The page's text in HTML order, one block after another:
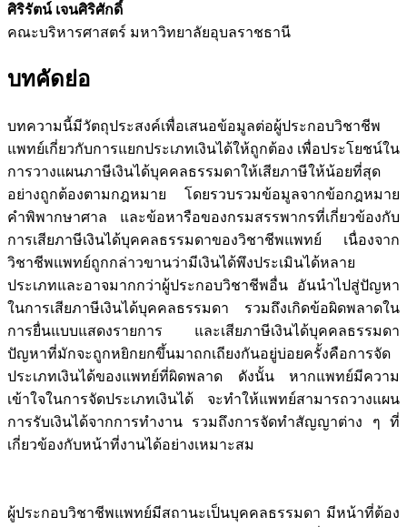
ศิริรัตน์ เจนศิริศักดิ์
คณะบริหารศาสตร์ มหาวิทยาลัยอุบลราชธานี
บทคัดย่อ
บทความนี้มีวัตถุประสงค์เพื่อเสนอข้อมูลต่อผู้ประกอบวิชาชีพ
แพทย์เกี่ยวกับการแยกประเภทเงินได้ให้ถูกต้อง เพื่อประโยชน์ใน
การวางแผนภาษีเงินได้บุคคลธรรมดาให้เสียภาษีให้น้อยที่สุด
อย่างถูกต้องตามกฎหมาย โดยรวบรวมข้อมูลจากข้อกฎหมาย
คำพิพากษาศาล และข้อหารือของกรมสรรพากรที่เกี่ยวข้องกับ
การเสียภาษีเงินได้บุคคลธรรมดาของวิชาชีพแพทย์ เนื่องจาก
วิชาชีพแพทย์ถูกกล่าวขานว่ามีเงินได้พึงประเมินได้หลาย
ประเภทและอาจมากกว่าผู้ประกอบวิชาชีพอื่น อันนำไปสู่ปัญหา
ในการเสียภาษีเงินได้บุคคลธรรมดา รวมถึงเกิดข้อผิดพลาดใน
การยื่นแบบแสดงรายการ และเสียภาษีเงินได้บุคคลธรรมดา
ปัญหาที่มักจะถูกหยิกยกขึ้นมาถกเถียงกันอยู่บ่อยครั้งคือการจัด
ประเภทเงินได้ของแพทย์ที่ผิดพลาด ดังนั้น หากแพทย์มีความ
เข้าใจในการจัดประเภทเงินได้ จะทำให้แพทย์สามารถวางแผน
การรับเงินได้จากการทำงาน รวมถึงการจัดทำสัญญาต่าง ๆ ที่
เกี่ยวข้องกับหน้าที่งานได้อย่างเหมาะสม
ผู้ประกอบวิชาชีพแพทย์มีสถานะเป็นบุคคลธรรมดา มีหน้าที่ต้อง